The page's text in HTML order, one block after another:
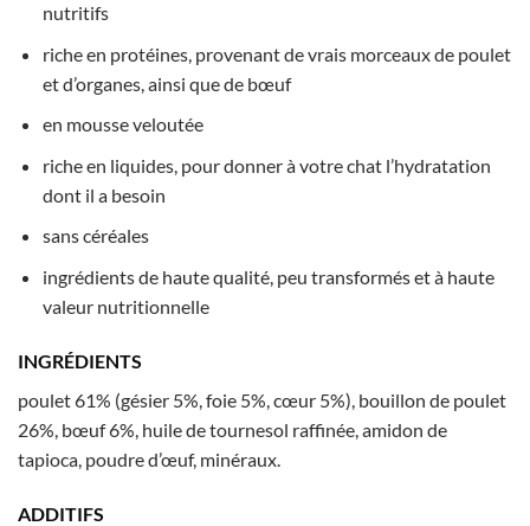
nutritifs
riche en protéines, provenant de vrais morceaux de poulet
et d’organes, ainsi que de bœuf
en mousse veloutée
riche en liquides, pour donner à votre chat l’hydratation
dont il a besoin
sans céréales
ingrédients de haute qualité, peu transformés et à haute
valeur nutritionnelle
INGRÉDIENTS
poulet 61% (gésier 5%, foie 5%, cœur 5%), bouillon de poulet
26%, bœuf 6%, huile de tournesol raffinée, amidon de
tapioca, poudre d’œuf, minéraux.
ADDITIFS